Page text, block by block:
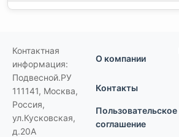
Контактная
информация:
Подвесной.РУ
111141, Москва,
Россия,
ул.Кусковская,
д.20А
О компании
Контакты
Пользовательское
соглашение